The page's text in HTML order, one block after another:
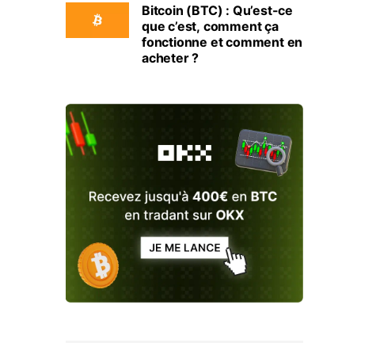
Bitcoin (BTC) : Qu’est-ce
que c’est, comment ça
fonctionne et comment en
acheter ?